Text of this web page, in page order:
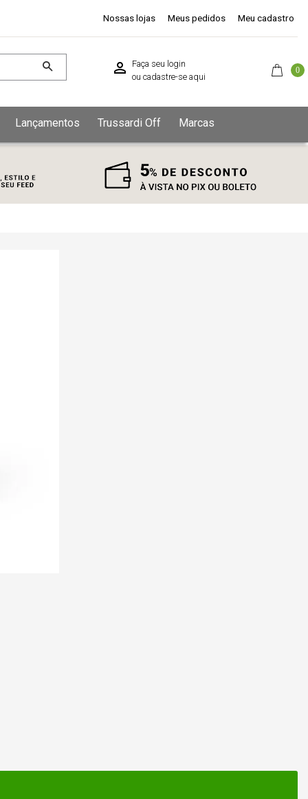
Nossas lojas Meus pedidos Meu cadastro
Faça seu login
ou cadastre-se aqui
0
Lançamentos Trussardi Off Marcas